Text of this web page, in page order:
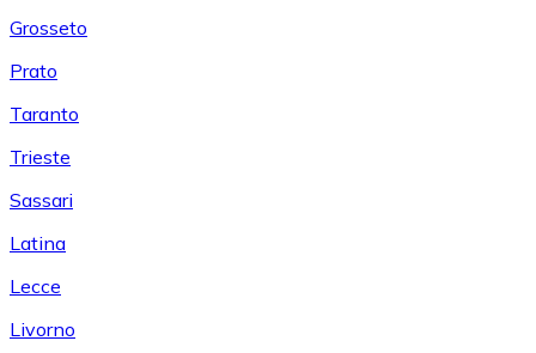
Grosseto
Prato
Taranto
Trieste
Sassari
Latina
Lecce
Livorno